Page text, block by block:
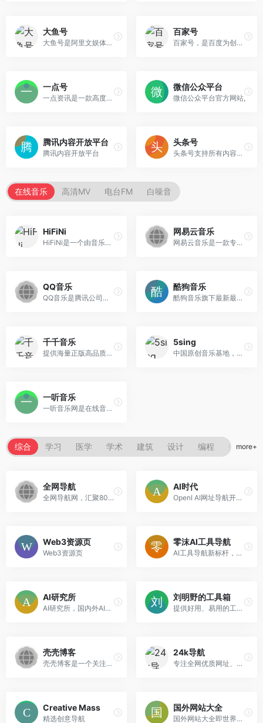
大鱼号
大鱼号是阿里文娱体系为内容创作者提供的统一账号
百家号
百家号，是百度为创作者打造的集创作、发布、变现于一体的内容创作平台，也是众多企业号实现营销转化的运营新阵地。
一点号
一点资讯是一款高度智能的新闻资讯应用，通过它你可以搜索并订阅任意关键词，它会自动帮你聚合整理并实时更新相关资讯，同时会智能分析你的兴趣爱好，为你推荐感兴趣的内容。
微信公众平台
微信公众平台官方网站,
腾讯内容开放平台
腾讯内容开放平台
头条号
头条号支持所有内容体裁创作包括文章、图集、短视频、短内容、问答、小视频等类型
在线音乐 高清MV 电台FM 白噪音
HiFiNi
HiFiNi是一个由音乐爱好者维护的分享平台
网易云音乐
网易云音乐是一款专注于发现与分享的音乐产品，依托专业音乐人、DJ、好友推荐及社交功能，为用户打造全新的音乐生活。
QQ音乐
QQ音乐是腾讯公司推出的一款网络音乐服务产品，海量音乐在线试听、新歌热歌在线首发、歌词翻译、手机铃声下载、高品质无损音乐试听、海量无损曲库、正版音乐下载、空间背景音乐设置、MV观看等，是互联网音乐播放和下载的优选。
酷狗音乐
酷狗音乐旗下最新最全的在线正版音乐网站，本站为您免费提供最全的在线音乐试听下载，以及全球海量电台和MV播放服务、最新音乐播放器下载。
千千音乐
提供海量正版高品质音乐，权威的音乐榜单，新歌速递，契合你的主题电台，人性化的歌曲搜索，让你更快地找到喜爱的音乐，带给你全新音乐体验。
5sing
中国原创音乐基地，数字音乐网站，汇集了大量的网络歌手的原创音乐歌曲及翻唱歌曲，提供大量歌曲的伴奏以及歌词免费下载
一听音乐
一听音乐网是在线音乐网站，提供免费歌曲在线试听、下载
综合 学习 医学 学术 建筑 设计 编程 影视more+
全网导航
全网导航网，汇聚800+优质导航网站入口，包括传统导航网、垂直导航、行业导航、AI导航、地域导航网站，助你一站直达10万+优质网站资源.
AI时代
OpenI AI网址导航开启您的AI时代，整理了OpenAI、ChatGPT、Midjourney、文心一言、AI写作、AI绘画、数字人、AI聊天机器人、AI工具等官网网址入口。
Web3资源页
Web3资源页
零沫AI工具导航
AI工具导航新标杆，收集国内外AI工具网址
AI研究所
AI研究所，国内外AI工具资讯首发站。
刘明野的工具箱
提供好用、易用的工具，还在不断添加中，欢迎访问！
壳壳博客
壳壳博客是一个关注自媒体创业者，IT科技资讯，分享情感文章、软件资源的博客，每天几分钟科技资讯一箩筐。
24k导航
专注全网优质网址、优质资源分享。
Creative Mass
精选创意导航
国外网站大全
国外网站大全即世界各国网址大全，国外网站大全收录100多个国家知名网站，包括美国、中国(含香港台湾)、英国、法国、德国、日本、韩国、泰国、印度、俄罗斯、澳大利亚等。